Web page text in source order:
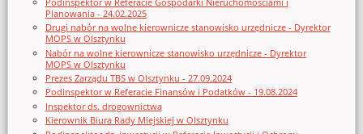
Planowania - 24.02.2025
Drugi nabór na wolne kierownicze stanowisko urzędnicze - Dyrektor
MOPS w Olsztynku
Nabór na wolne kierownicze stanowisko urzędnicze - Dyrektor
MOPS w Olsztynku
Prezes Zarządu TBS w Olsztynku - 27.09.2024
Podinspektor w Referacie Finansów i Podatków - 19.08.2024
Inspektor ds. drogownictwa
Kierownik Biura Rady Miejskiej w Olsztynku